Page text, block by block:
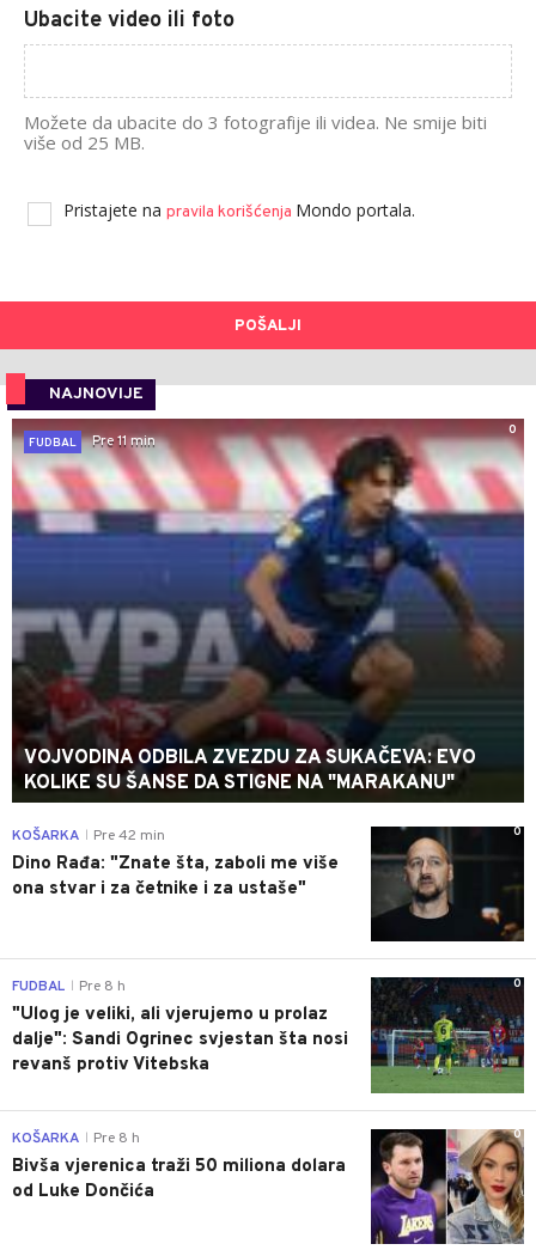
Ubacite video ili foto
Možete da ubacite do 3 fotografije ili videa. Ne smije biti
više od 25 MB.
Pristajete na pravila korišćenja Mondo portala.
POŠALJI
NAJNOVIJE
0
FUDBAL
Pre 11 min
VOJVODINA ODBILA ZVEZDU ZA SUKAČEVA: EVO
KOLIKE SU ŠANSE DA STIGNE NA "MARAKANU"
0
KOŠARKA Pre 42 min
Dino Rađa: "Znate šta, zaboli me više
ona stvar i za četnike i za ustaše"
0
FUDBAL Pre 8 h
"Ulog je veliki, ali vjerujemo u prolaz
dalje": Sandi Ogrinec svjestan šta nosi
revanš protiv Vitebska
0
KOŠARKA Pre 8 h
Bivša vjerenica traži 50 miliona dolara
od Luke Dončića